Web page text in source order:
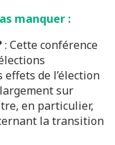
manquer :
: Cette conférence
de l’élection
sur
en particulier,
la transition